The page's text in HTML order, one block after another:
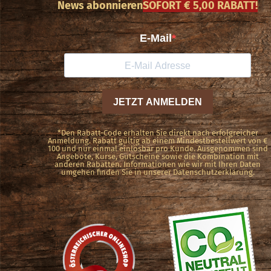
News abonnierenSOFORT € 5,00 RABATT!
*Den Rabatt-Code erhalten Sie direkt nach erfolgreicher
Anmeldung. Rabatt gültig ab einem Mindestbestellwert von €
100 und nur einmal einlösbar pro Kunde. Ausgenommen sind
Angebote, Kurse, Gutscheine sowie die Kombination mit
anderen Rabatten. Informationen wie wir mit Ihren Daten
umgehen finden Sie in unserer Datenschutzerklärung.